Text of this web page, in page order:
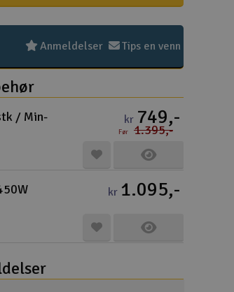
Tips en venn
Anmeldelser
/ Min-
kr 749,-
Før 1.395,-
kr 1.095,-